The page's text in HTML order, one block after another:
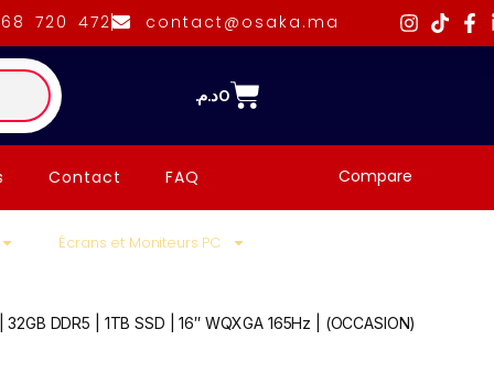
720 472 contact@osaka.ma
0د.م.
Contact FAQ Compare
Écrans et Moniteurs PC
DDR5 | 1TB SSD | 16″ WQXGA 165Hz | (OCCASION)